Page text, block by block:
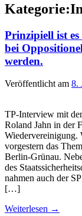
Prinzipiell ist es
bei
werden.
Veröffentlicht am 8.
TP-Interview mit
Roland Jahn in der
Wiedervereinigung.
vorgestern das
Berlin-Grünau.
des
nahmen auch der
[…]
Weiterlesen →